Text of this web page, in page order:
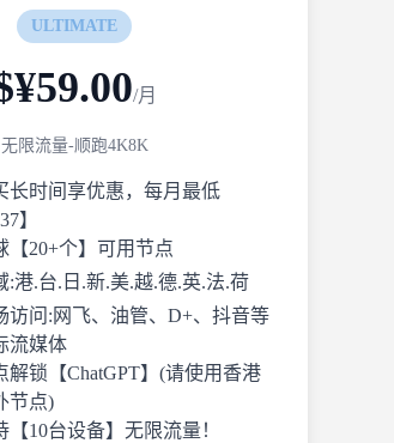
ULTIMATE
/月
无限流量-顺跑4K8K
长时间享优惠，每月最低
】
【20+个】可用节点
:港.台.日.新.美.越.德.英.法.荷
访问:网飞、油管、D+、抖音等
流媒体
解锁【ChatGPT】(请使用香港
节点)
【10台设备】无限流量！